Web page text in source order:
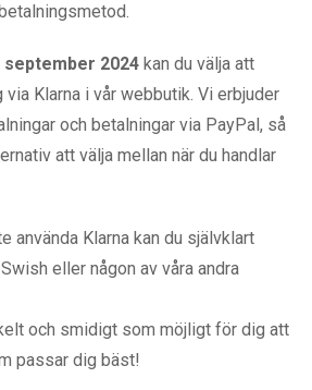
september 2024 kan du välja att
Klarna i vår webbutik. Vi erbjuder
och betalningar via PayPal, så
att välja mellan när du handlar
använda Klarna kan du självklart
eller någon av våra andra
och smidigt som möjligt för dig att
passar dig bäst!